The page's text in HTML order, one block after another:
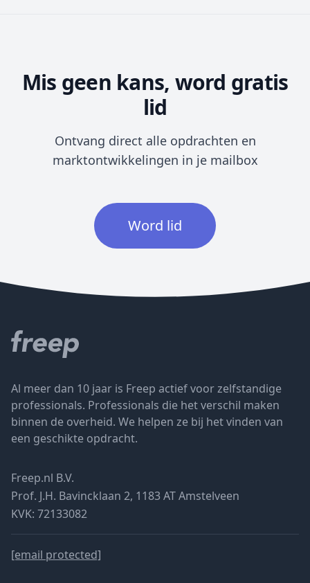
Mis geen kans, word gratis
lid
Ontvang direct alle opdrachten en
marktontwikkelingen in je mailbox
Word lid
Al meer dan 10 jaar is Freep actief voor zelfstandige
professionals. Professionals die het verschil maken
binnen de overheid. We helpen ze bij het vinden van
een geschikte opdracht.
Freep.nl B.V.
Prof. J.H. Bavincklaan 2, 1183 AT Amstelveen
KVK: 72133082
[email protected]